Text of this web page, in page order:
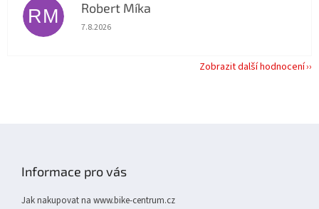
RM Robert Míka
Hodnocení obchodu je 5 z 5 hvězdiček.
7.8.2026
Zobrazit další hodnocení
Informace pro vás
Jak nakupovat na www.bike-centrum.cz